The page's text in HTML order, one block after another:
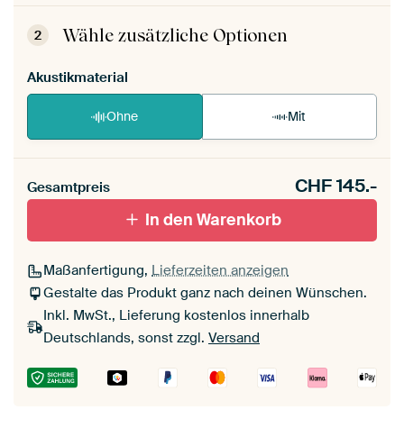
Dein ArtFrame ist im Handumdrehen
aufgebaut.Montageanleitung ansehen
2 Wähle zusätzliche Optionen
Akustikmaterial
Ohne Mit
Gesamtpreis CHF145.-
In den Warenkorb
Maßanfertigung, Lieferzeiten anzeigen
Gestalte das Produkt ganz nach deinen Wünschen.
Inkl. MwSt., Lieferung kostenlos innerhalb
Deutschlands, sonst zzgl. Versand